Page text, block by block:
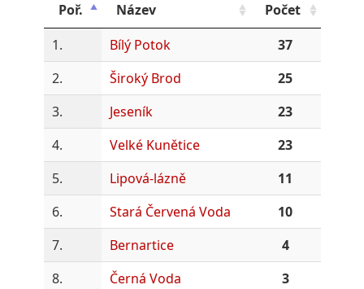
Poř.
Název
Počet
1.
Bílý Potok
37
2.
Široký Brod
25
3.
Jeseník
23
4.
Velké Kunětice
23
5.
Lipová-lázně
11
6.
Stará Červená Voda
10
7.
Bernartice
4
8.
Černá Voda
3